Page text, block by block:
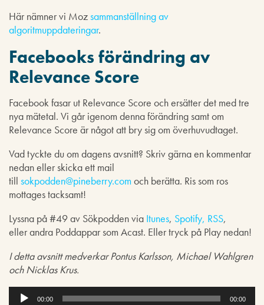
Här nämner vi Mozsammanställning av
algoritmuppdateringar.
Facebooks förändring av
Relevance Score
Facebook fasar ut Relevance Score och ersätter det med tre
nya mätetal. Vi går igenom denna förändring samt om
Relevance Score är något att bry sig om överhuvudtaget.
Vad tyckte du om dagens avsnitt? Skriv gärna en kommentar
nedan eller skicka ett mail
till sokpodden@pineberry.comoch berätta. Ris som ros
mottages tacksamt!
Lyssna på #49 av Sökpodden via Itunes, Spotify, RSS,
eller andra Poddappar som Acast. Eller tryck på Play nedan!
I detta avsnitt medverkar Pontus Karlsson, Michael Wahlgren
och Nicklas Krus.
00:00 00:00